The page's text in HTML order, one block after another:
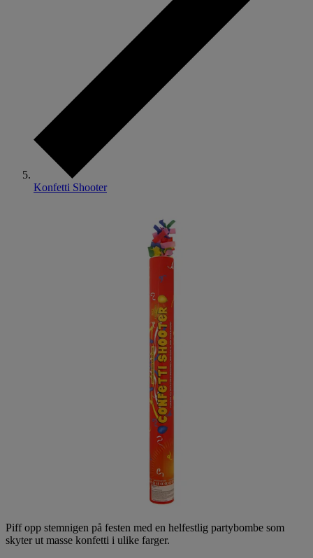
Konfetti Shooter
Piff opp stemnigen på festen med en helfestlig partybombe som
skyter ut masse konfetti i ulike farger.